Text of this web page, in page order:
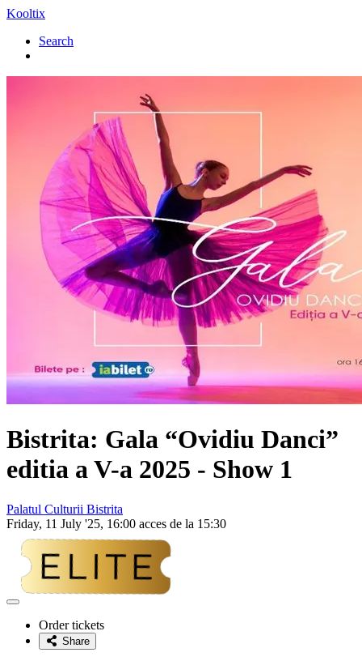
Kooltix
Search
Bistrita: Gala “Ovidiu Danci”
editia a V-a 2025 - Show 1
Palatul Culturii Bistrita
Friday, 11 July '25, 16:00 acces de la 15:30
Adaugă
favoriteOrder tickets
Share